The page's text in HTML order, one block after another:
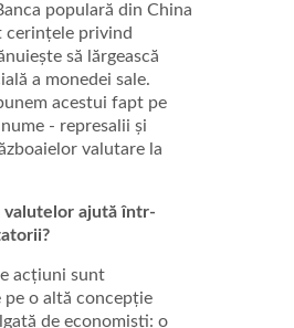
populară din China
cerințele privind
să lărgească
a monedei sale.
acestui fapt pe
- represalii și
valutare la
valutelor ajută într-
acțiuni sunt
o altă concepție
de economiști: o